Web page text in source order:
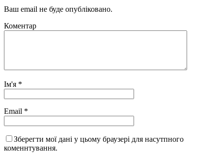
Ваш email не буде опубліковано.
Коментар
Ім'я *
Email *
Зберегти мої дані у цьому браузері для насутпного
коменнтування.